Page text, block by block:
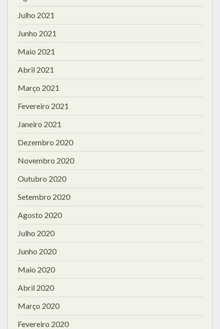
Julho 2021
Junho 2021
Maio 2021
Abril 2021
Março 2021
Fevereiro 2021
Janeiro 2021
Dezembro 2020
Novembro 2020
Outubro 2020
Setembro 2020
Agosto 2020
Julho 2020
Junho 2020
Maio 2020
Abril 2020
Março 2020
Fevereiro 2020